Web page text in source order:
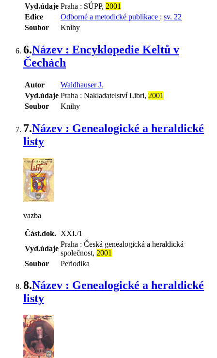
Vyd.údaje Praha : SÚPP, 2001
Edice
Odborné a metodické publikace : sv. 22
Soubor
Knihy
6.Název : Encyklopedie Keltů v
Čechách
Autor
Waldhauser J.
Vyd.údaje Praha : Nakladatelství Libri, 2001
Soubor
Knihy
7.Název : Genealogické a heraldické
listy
vazba
Část.dok. XXI./1
Vyd.údaje
Praha : Česká genealogická a heraldická
společnost, 2001
Soubor
Periodika
8.Název : Genealogické a heraldické
listy